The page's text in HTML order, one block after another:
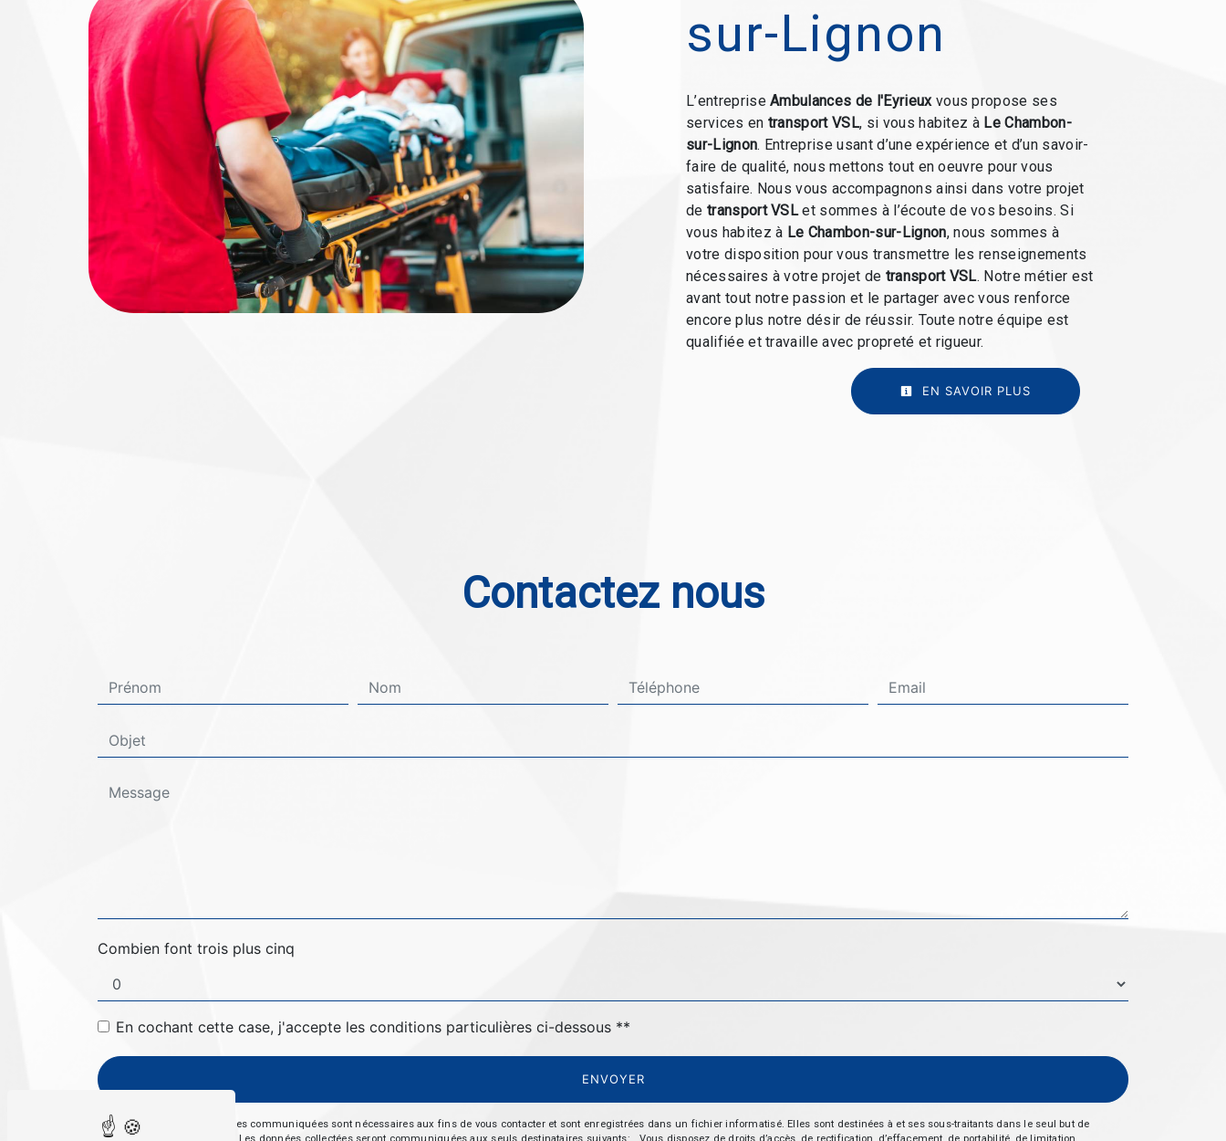
sur-Lignon
L’entrepriseAmbulances de l'Eyrieuxvous propose ses
services en transport VSL, si vous habitez à Le Chambon-
sur-Lignon. Entreprise usant d’une expérience et d’un savoir-
faire de qualité, nous mettons tout en oeuvre pour vous
satisfaire. Nous vous accompagnons ainsi dans votre projet
de transport VSLet sommes à l’écoute de vos besoins. Si
vous habitez à Le Chambon-sur-Lignon, nous sommes à
votre disposition pour vous transmettre les renseignements
nécessaires à votre projet de transport VSL. Notre métier est
avant tout notre passion et le partager avec vous renforce
encore plus notre désir de réussir. Toute notre équipe est
qualifiée et travaille avec propreté et rigueur.
EN SAVOIR PLUS
Contactez nous
Combien font trois plus cinq
En cochant cette case, j'accepte les conditions particulières ci-dessous **
ENVOYER
** Les données personnelles communiquées sont nécessaires aux fins de vous contacter et sont enregistrées dans un fichier informatisé. Elles sont destinées à et ses sous-traitants dans le seul but de